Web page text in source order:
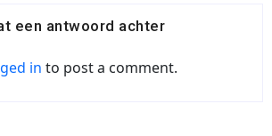
een antwoord achter
in to post a comment.